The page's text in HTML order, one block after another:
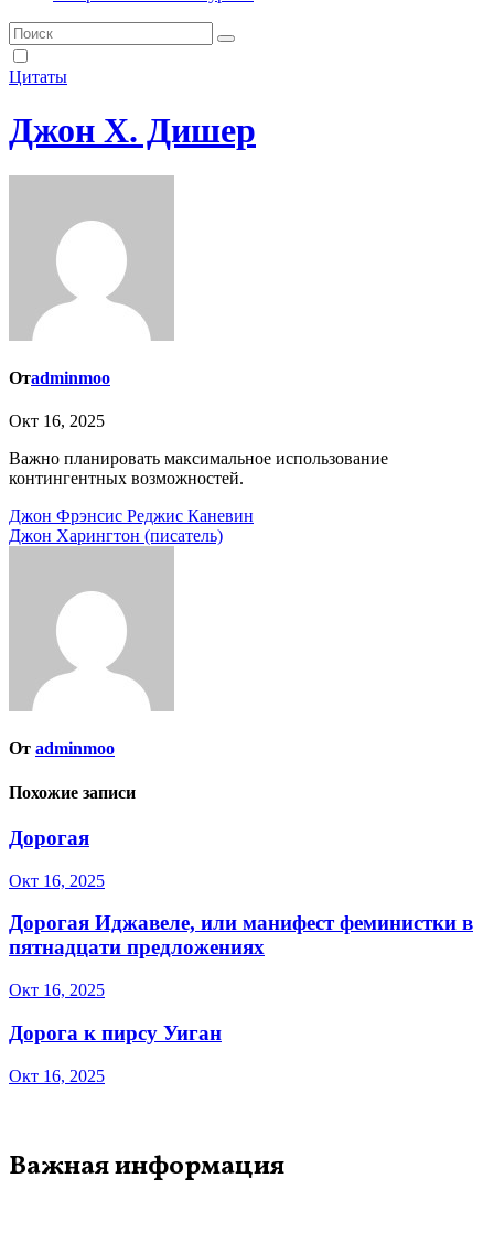
Цитаты
Джон Х. Дишер
Отadminmoo
Окт 16, 2025
Важно планировать максимальное использование
контингентных возможностей.
Навигация
по
Джон Фрэнсис Реджис Каневин
Джон Харингтон (писатель)
От adminmoo
Похожие записи
Дорогая
Окт 16, 2025
Дорогая Иджавеле, или манифест феминистки в
пятнадцати предложениях
Окт 16, 2025
Дорога к пирсу Уиган
Окт 16, 2025
Важная информация